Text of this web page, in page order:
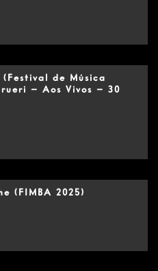
de Música
– Aos Vivos – 30
(FIMBA 2025)